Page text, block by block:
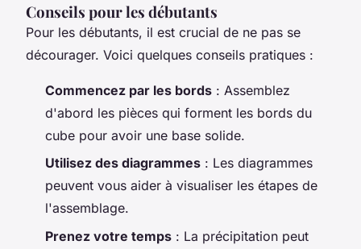
Conseils pour les débutants
Pour les débutants, il est crucial de ne pas se
décourager. Voici quelques conseils pratiques :
Commencez par les bords : Assemblez
d'abord les pièces qui forment les bords du
cube pour avoir une base solide.
Utilisez des diagrammes : Les diagrammes
peuvent vous aider à visualiser les étapes de
l'assemblage.
Prenez votre temps : La précipitation peut